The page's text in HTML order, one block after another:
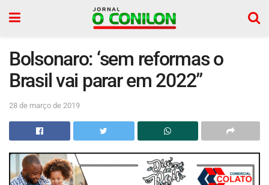
Bolsonaro: ‘sem reformas o
Brasil vai parar em 2022”
28 de março de 2019